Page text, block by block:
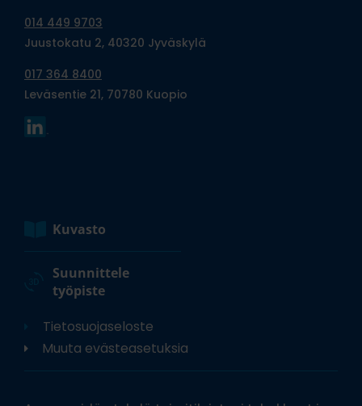
014 449 9703
Juustokatu 2, 40320 Jyväskylä
017 364 8400
Leväsentie 21, 70780 Kuopio
Kuvasto
Suunnittele
työpiste
Tietosuojaseloste
Muuta evästeasetuksia